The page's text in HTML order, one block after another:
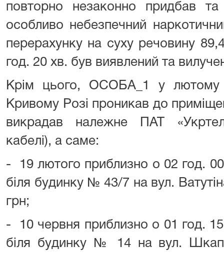
повторно незаконно придбав
особливо небезпечний
перерахунку на суху речовину
год. 20 хв. був виявлений та
Крім цього, ОСОБА_1 у
Кривому Розі проникав до
викрадав належне ПАТ
кабелі), а саме:
- 19 лютого приблизно о 02 год.
біля будинку № 43/7 на вул.
грн;
- 10 червня приблизно о 01 год.
біля будинку № 14 на вул.